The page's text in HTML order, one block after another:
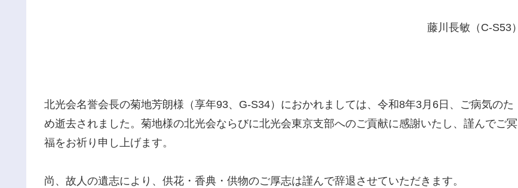
藤川長敏（C-S53）
北光会名誉会長の菊地芳朗様（享年93、G-S34）におかれましては、 令和8年3月6日、ご病気のた
め逝去されました。菊地様の北光会ならびに北光会東京支部へのご貢献に感謝いたし、謹んでご冥
福をお祈り申し上げます。
尚、故人の遺志により、供花・香典・供物のご厚志は謹んで辞退させていただきます。